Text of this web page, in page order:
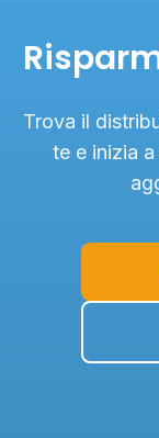
Trova il
te e inizia